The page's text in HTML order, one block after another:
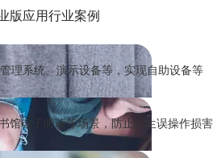
版应用行业案例
理系统、演示设备等，实现自助设备等
馆电子阅读等场景，防止学生误操作损害